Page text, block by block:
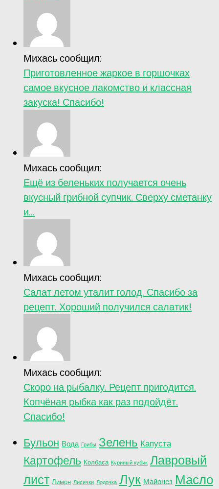
Михась сообщил:
Приготовленное жаркое в горшочках
самое вкусное лакомство и классная
закуска! Спасибо!
Михась сообщил:
Ещё из беленьких получается очень
вкусный грибной супчик. Сверху сметанку
и...
Михась сообщил:
Салат летом уталит голод. Спасибо за
рецепт. Хороший получился салатик!
Михась сообщил:
Скоро на рыбалку. Рецепт пригодится.
Копчёная рыбка как раз подойдёт.
Спасибо!
Бульон Вода Грибы Зелень Капуста
Картофель Колбаса Куриный кубик Лавровый
лист Лимон Лисички Лодочка Лук Майонез Масло